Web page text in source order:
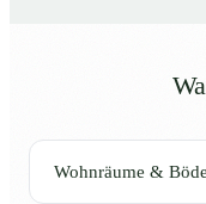
Wohnräume &